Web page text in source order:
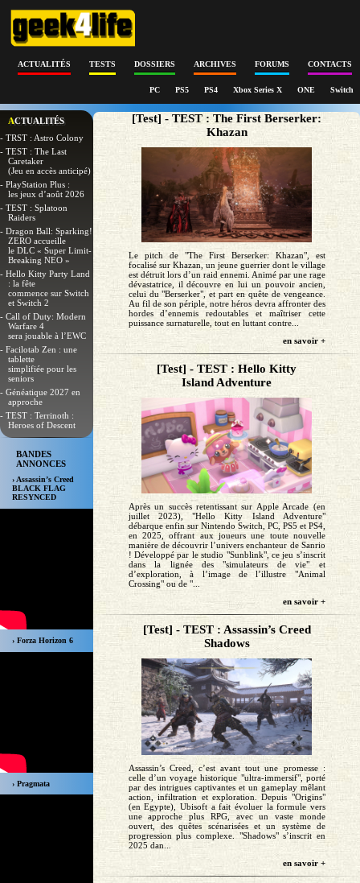
ACTUALITÉS TESTS DOSSIERS ARCHIVES FORUMS CONTACTS
PC PS5 PS4 Xbox Series X ONE Switch
ACTUALITÉS
- TRST : Astro Colony
- TEST : The Last
Caretaker
(Jeu en accès anticipé)
- PlayStation Plus :
les jeux d’août 2026
- TEST : Splatoon
Raiders
- Dragon Ball: Sparking!
ZERO accueille
le DLC « Super Limit-
Breaking NEO »
- Hello Kitty Party Land
: la fête
commence sur Switch
et Switch 2
- Call of Duty: Modern
Warfare 4
sera jouable à l’EWC
- Facilotab Zen : une
tablette
simplifiée pour les
seniors
- Généatique 2027 en
approche
- TEST : Terrinoth :
Heroes of Descent
BANDES
ANNONCES
› Assassin’s Creed
BLACK FLAG
RESYNCED
› Forza Horizon 6
› Pragmata
[Test] - TEST : The First Berserker:
Khazan
Le pitch de "The First Berserker: Khazan", est
focalisé sur Khazan, un jeune guerrier dont le village
est détruit lors d’un raid ennemi. Animé par une rage
dévastatrice, il découvre en lui un pouvoir ancien,
celui du "Berserker", et part en quête de vengeance.
Au fil de son périple, notre héros devra affronter des
hordes d’ennemis redoutables et maîtriser cette
puissance surnaturelle, tout en luttant contre...
en savoir +
[Test] - TEST : Hello Kitty
Island Adventure
Après un succès retentissant sur Apple Arcade (en
juillet 2023), "Hello Kitty Island Adventure"
débarque enfin sur Nintendo Switch, PC, PS5 et PS4,
en 2025, offrant aux joueurs une toute nouvelle
manière de découvrir l’univers enchanteur de Sanrio
! Développé par le studio "Sunblink", ce jeu s’inscrit
dans la lignée des "simulateurs de vie" et
d’exploration, à l’image de l’illustre "Animal
Crossing" ou de "...
en savoir +
[Test] - TEST : Assassin’s Creed
Shadows
Assassin’s Creed, c’est avant tout une promesse :
celle d’un voyage historique "ultra-immersif", porté
par des intrigues captivantes et un gameplay mêlant
action, infiltration et exploration. Depuis "Origins"
(en Egypte), Ubisoft a fait évoluer la formule vers
une approche plus RPG, avec un vaste monde
ouvert, des quêtes scénarisées et un système de
progression plus complexe. "Shadows" s’inscrit en
2025 dan...
en savoir +